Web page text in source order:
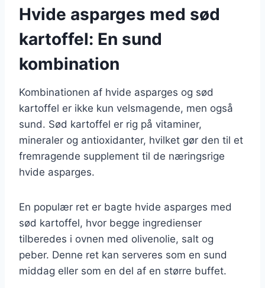
Hvide asparges med sød
kartoffel: En sund
kombination
Kombinationen af hvide asparges og sød
kartoffel er ikke kun velsmagende, men også
sund. Sød kartoffel er rig på vitaminer,
mineraler og antioxidanter, hvilket gør den til et
fremragende supplement til de næringsrige
hvide asparges.
En populær ret er bagte hvide asparges med
sød kartoffel, hvor begge ingredienser
tilberedes i ovnen med olivenolie, salt og
peber. Denne ret kan serveres som en sund
middag eller som en del af en større buffet.